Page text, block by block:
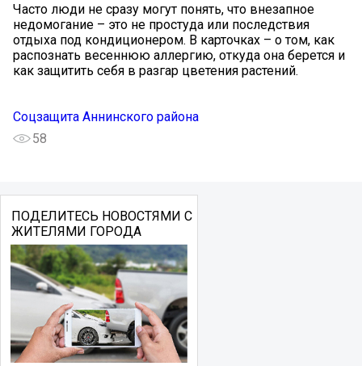
Часто люди не сразу могут понять, что внезапное
недомогание – это не простуда или последствия
отдыха под кондиционером. В карточках – о том, как
распознать весеннюю аллергию, откуда она берется и
как защитить себя в разгар цветения растений.
Соцзащита Аннинского района
58
ПОДЕЛИТЕСЬ НОВОСТЯМИ С
ЖИТЕЛЯМИ ГОРОДА